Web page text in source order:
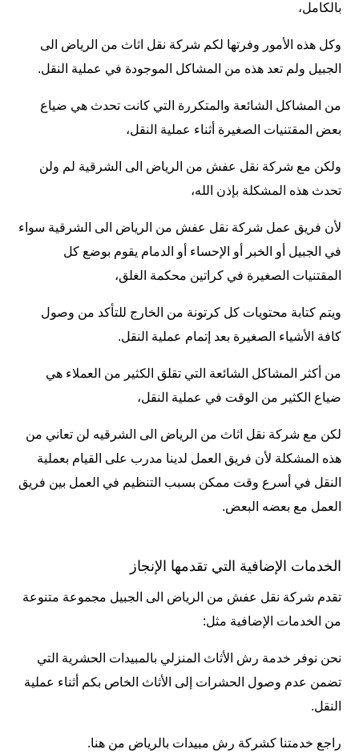
بالكامل،
وكل هذه الأمور وفرتها لكم شركة نقل اثاث من الرياض الى
الجبيل ولم تعد هذه من المشاكل الموجودة في عملية النقل.
من المشاكل الشائعة والمتكررة التي كانت تحدث هي ضياع
بعض المقتنيات الصغيرة أثناء عملية النقل،
ولكن مع شركة نقل عفش من الرياض الى الشرقية لم ولن
تحدث هذه المشكلة بإذن الله،
لأن فريق عمل شركة نقل عفش من الرياض الى الشرقية سواء
في الجبيل أو الخبر أو الإحساء أو الدمام يقوم بوضع كل
المقتنيات الصغيرة في كراتين محكمة الغلق،
ويتم كتابة محتويات كل كرتونة من الخارج للتأكد من وصول
كافة الأشياء الصغيرة بعد إتمام عملية النقل.
من أكثر المشاكل الشائعة التي تقلق الكثير من العملاء هي
ضياع الكثير من الوقت في عملية النقل،
لكن مع شركة نقل اثاث من الرياض الى الشرقيه لن تعاني من
هذه المشكلة لأن فريق العمل لدينا مدرب على القيام بعملية
النقل في أسرع وقت ممكن بسبب التنظيم في العمل بين فريق
العمل مع بعضه البعض.
الخدمات الإضافية التي تقدمها الإنجاز
تقدم شركة نقل عفش من الرياض الى الجبيل مجموعة متنوعة
من الخدمات الإضافية مثل:
نحن نوفر خدمة رش الأثاث المنزلي بالمبيدات الحشرية التي
تضمن عدم وصول الحشرات إلى الأثاث الخاص بكم أثناء عملية
النقل.
راجع خدمتنا كشركة رش مبيدات بالرياض من هنا.